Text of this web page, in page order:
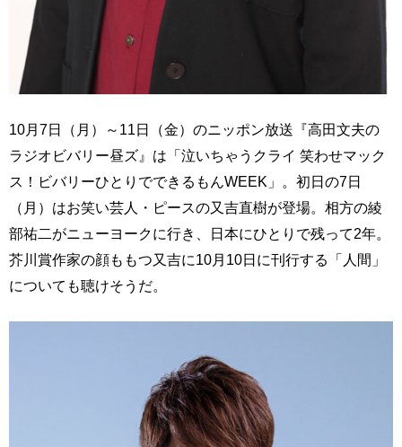
10月7日（月）～11日（金）のニッポン放送『高田文夫の
ラジオビバリー昼ズ』は「泣いちゃうクライ 笑わせマック
ス！ビバリーひとりでできるもんWEEK」。初日の7日
（月）はお笑い芸人・ピースの又吉直樹が登場。相方の綾
部祐二がニューヨークに行き、日本にひとりで残って2年。
芥川賞作家の顔ももつ又吉に10月10日に刊行する「人間」
についても聴けそうだ。